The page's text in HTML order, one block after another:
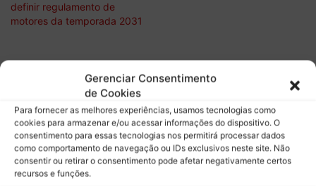
Gerenciar Consentimento
de Cookies
Para fornecer as melhores experiências, usamos tecnologias como
cookies para armazenar e/ou acessar informações do dispositivo. O
consentimento para essas tecnologias nos permitirá processar dados
como comportamento de navegação ou IDs exclusivos neste site. Não
consentir ou retirar o consentimento pode afetar negativamente certos
recursos e funções.
definir regulamento de
motores da temporada 2031
Descubra mais sobre Boletim do
Paddock
Assine para receber nossas notícias mais recentes por e-
mail.
Digite seu e-mail…